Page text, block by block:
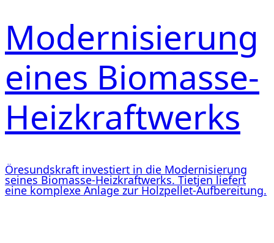
Modernisierung
eines Biomasse-
Heizkraftwerks
Öresundskraft investiert in die Modernisierung
seines Biomasse-Heizkraftwerks. Tietjen liefert
eine komplexe Anlage zur Holzpellet-Aufbereitung.